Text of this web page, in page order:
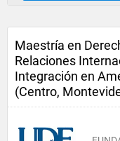
Maestría en
Relaciones
Integración en
(Centro,